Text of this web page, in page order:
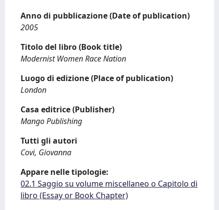
Anno di pubblicazione (Date of publication)
2005
Titolo del libro (Book title)
Modernist Women Race Nation
Luogo di edizione (Place of publication)
London
Casa editrice (Publisher)
Mango Publishing
Tutti gli autori
Covi, Giovanna
Appare nelle tipologie:
02.1 Saggio su volume miscellaneo o Capitolo di
libro (Essay or Book Chapter)